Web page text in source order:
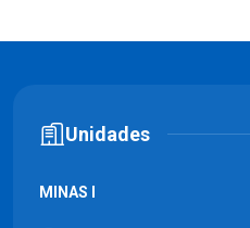
Unidades
MINAS I